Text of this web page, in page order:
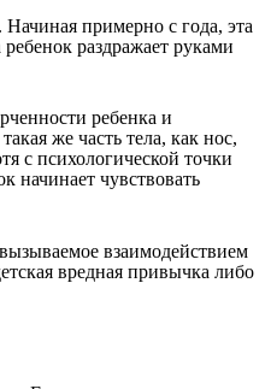
примерно с года, эта
раздражает руками
ребенка и
же часть тела, как нос,
с психологической точки
начинает чувствовать
взаимодействием
вредная привычка либо